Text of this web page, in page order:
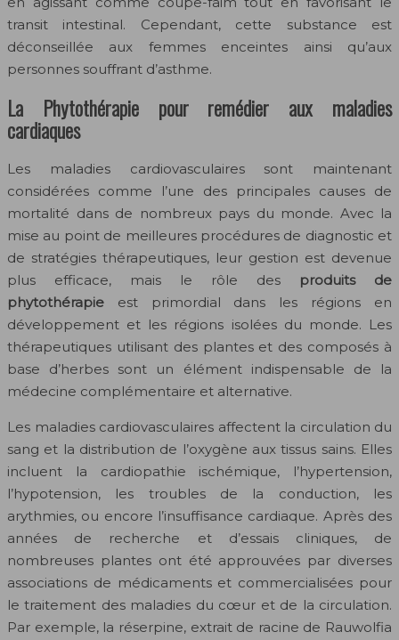
transit intestinal. Cependant, cette substance est
déconseillée aux femmes enceintes ainsi qu’aux
personnes souffrant d’asthme.
La Phytothérapie pour remédier aux maladies
cardiaques
Les maladies cardiovasculaires sont maintenant
considérées comme l’une des principales causes de
mortalité dans de nombreux pays du monde. Avec la
mise au point de meilleures procédures de diagnostic et
de stratégies thérapeutiques, leur gestion est devenue
plus efficace, mais le rôle des produits de
phytothérapie est primordial dans les régions en
développement et les régions isolées du monde. Les
thérapeutiques utilisant des plantes et des composés à
base d’herbes sont un élément indispensable de la
médecine complémentaire et alternative.
Les maladies cardiovasculaires affectent la circulation du
sang et la distribution de l’oxygène aux tissus sains. Elles
incluent la cardiopathie ischémique, l’hypertension,
l’hypotension, les troubles de la conduction, les
arythmies, ou encore l’insuffisance cardiaque. Après des
années de recherche et d’essais cliniques, de
nombreuses plantes ont été approuvées par diverses
associations de médicaments et commercialisées pour
le traitement des maladies du cœur et de la circulation.
Par exemple, la réserpine, extrait de racine de Rauwolfia